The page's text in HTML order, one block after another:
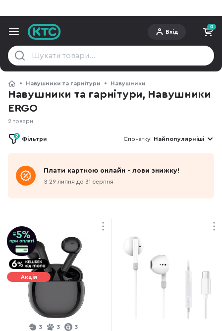
Вхід
0
Навушники та гарнітури Навушники
Плати карткою онлайн - лови знижку!
З 29 липня до 31 серпня
Навушники та гарнітури, Навушники
ERGO
2 товари
Фільтри
2 Спочатку: Найпопулярніші
Акція
3 3 3